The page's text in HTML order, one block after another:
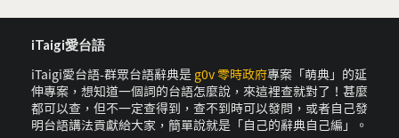
iTaigi愛台語
iTaigi愛台語-群眾台語辭典是 g0v 零時政府專案「萌典」的延
伸專案，想知道一個詞的台語怎麼說，來這裡查就對了！甚麼
都可以查，但不一定查得到，查不到時可以發問，或者自己發
明台語講法貢獻給大家，簡單說就是「自己的辭典自己編」。